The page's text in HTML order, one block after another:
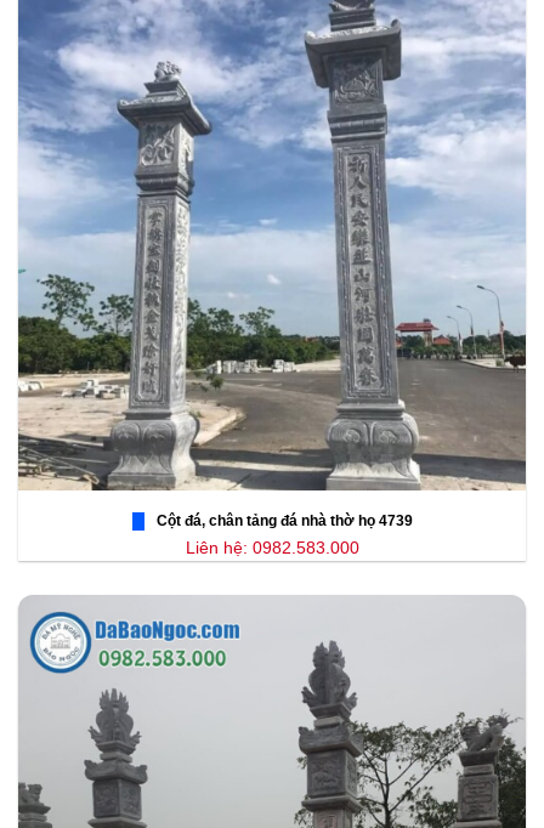
Cột đá, chân tảng đá nhà thờ họ 4739
Liên hệ: 0982.583.000